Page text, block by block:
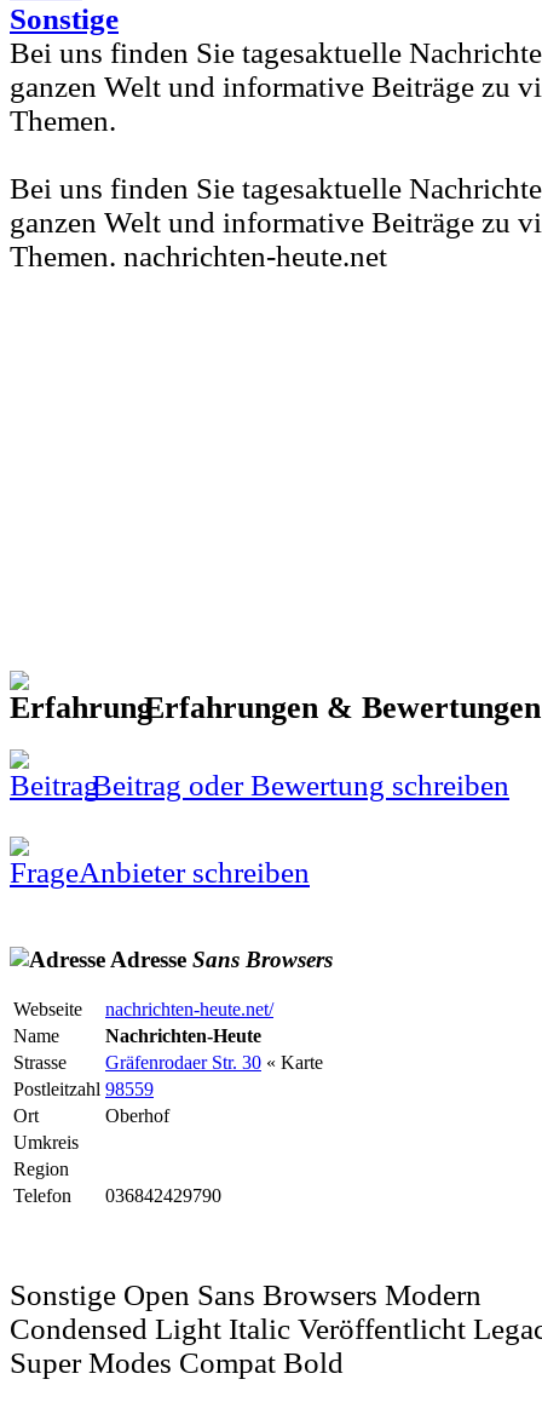
Sonstige
Bei uns finden Sie tagesaktuelle
ganzen Welt und informative Beiträge zu
Themen.
Bei uns finden Sie tagesaktuelle
ganzen Welt und informative Beiträge zu
Themen. nachrichten-heute.net
Erfahrungen &
Beitrag oder Bewertung schreiben
Anbieter schreiben
Adresse Sans Browsers
Webseite
nachrichten-heute.net/
Name
Nachrichten-Heute
Strasse
Gräfenrodaer Str. 30 « Karte
Postleitzahl 98559
Ort
Oberhof
Umkreis
Region
Telefon
036842429790
Sonstige Open Sans Browsers Modern
Condensed Light Italic Veröffentlicht
Super Modes Compat Bold